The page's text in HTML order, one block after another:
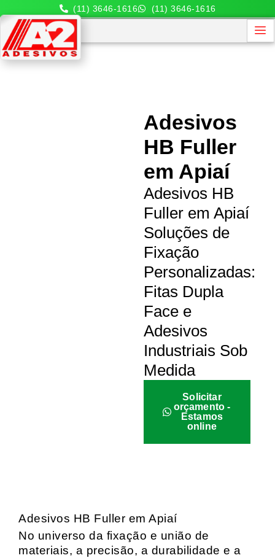
(11) 3646-1616 (11) 3646-1616
Adesivos
HB Fuller
em Apiaí
Adesivos HB
Fuller em Apiaí
Soluções de
Fixação
Personalizadas:
Fitas Dupla
Face e
Adesivos
Industriais Sob
Medida
Solicitar
orçamento -
Estamos
online
Adesivos HB Fuller em Apiaí
No universo da fixação e união de
materiais, a precisão, a durabilidade e a